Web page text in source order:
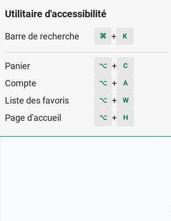
Utilitaire d'accessibilité
Barre de recherche ⌘ + K
Panier ⌥ + C
Compte ⌥ + A
Liste des favoris ⌥ + W
Page d'accueil ⌥ + H
Menu